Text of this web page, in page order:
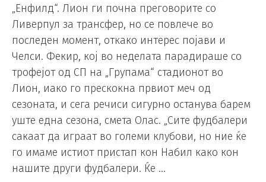
„Енфилд“. Лион ги почна преговорите со
Ливерпул за трансфер, но се повлече во
последен момент, откако интерес појави и
Челси. Фекир, кој во неделата парадираше со
трофејот од СП на „Групама“ стадионот во
Лион, иако го прескокна првиот меч од
сезоната, и сега речиси сигурно останува барем
уште една сезона, смета Олас. „Сите фудбалери
сакаат да играат во големи клубови, но ние ќе
го имаме истиот пристап кон Набил како кон
нашите други фудбалери. Ќе …